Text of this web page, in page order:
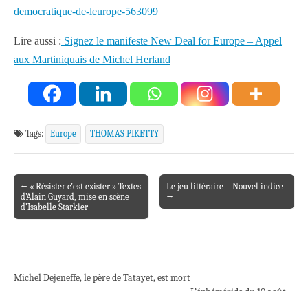
democratique-de-leurope-563099
Lire aussi : Signez le manifeste New Deal for Europe – Appel
aux Martiniquais de Michel Herland
Tags: Europe THOMAS PIKETTY
Post navigation
← « Résister c’est exister » Textes
d’Alain Guyard, mise en scène
d’Isabelle Starkier
Le jeu littéraire – Nouvel indice
→
Michel Dejeneffe, le père de Tatayet, est mort